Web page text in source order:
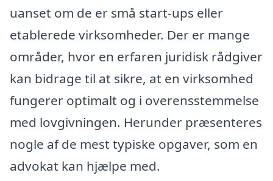
uanset om de er små start-ups eller
etablerede virksomheder. Der er mange
områder, hvor en erfaren juridisk rådgiver
kan bidrage til at sikre, at en virksomhed
fungerer optimalt og i overensstemmelse
med lovgivningen. Herunder præsenteres
nogle af de mest typiske opgaver, som en
advokat kan hjælpe med.